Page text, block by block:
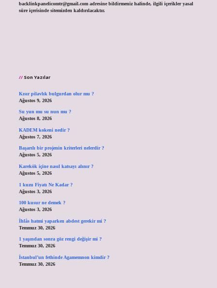
backlinkpanelicomtr@gmail.comadresine bildirmeniz halinde, ilgili içerikler yasal
süre içerisinde sitemizden kaldırılacaktır.
Son Yazılar
Kısır pilavlık bulgurdan olur mu ?
Ağustos 9, 2026
Su yun mu su nun mu ?
Ağustos 8, 2026
KADEM kokeni nedir ?
Ağustos 7, 2026
Başarılı bir projenin kriterleri nelerdir ?
Ağustos 5, 2026
Karekök içine nasıl katsayı alınır ?
Ağustos 5, 2026
1 kuzu Fiyatı Ne Kadar ?
Ağustos 3, 2026
100 kusur ne demek ?
Ağustos 3, 2026
İhlâs hatmi yaparken abdest gerekir mi ?
Temmuz 30, 2026
1 yaşından sonra göz rengi değişir mi ?
Temmuz 30, 2026
İstanbul’un fethinde Agamemnon kimdir ?
Temmuz 30, 2026